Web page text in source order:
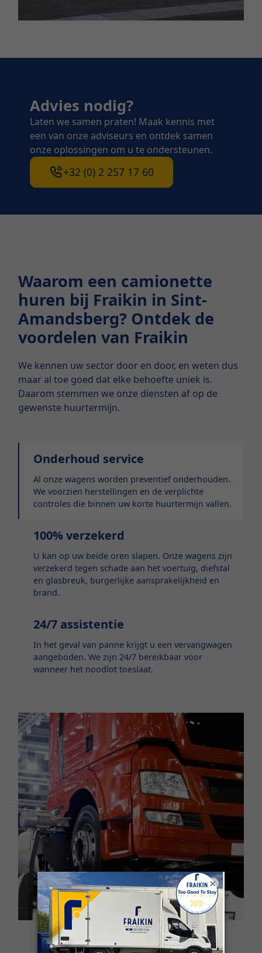
Advies nodig?
Laten we samen praten! Maak kennis met
een van onze adviseurs en ontdek samen
onze oplossingen om u te ondersteunen.
+32 (0) 2 257 17 60
Waarom een camionette
huren bij Fraikin in Sint-
Amandsberg? Ontdek de
voordelen van Fraikin
We kennen uw sector door en door, en weten dus
maar al toe goed dat elke behoefte uniek is.
Daarom stemmen we onze diensten af op de
gewenste huurtermijn.
Onderhoud service
Al onze wagens worden preventief onderhouden.
We voorzien herstellingen en de verplichte
controles die binnen uw korte huurtermijn vallen.
100% verzekerd
U kan op uw beide oren slapen. Onze wagens zijn
verzekerd tegen schade aan het voertuig, diefstal
en glasbreuk, burgerlijke aansprakelijkheid en
brand.
24/7 assistentie
In het geval van panne krijgt u een vervangwagen
aangeboden. We zijn 24/7 bereikbaar voor
wanneer het noodlot toeslaat.
×